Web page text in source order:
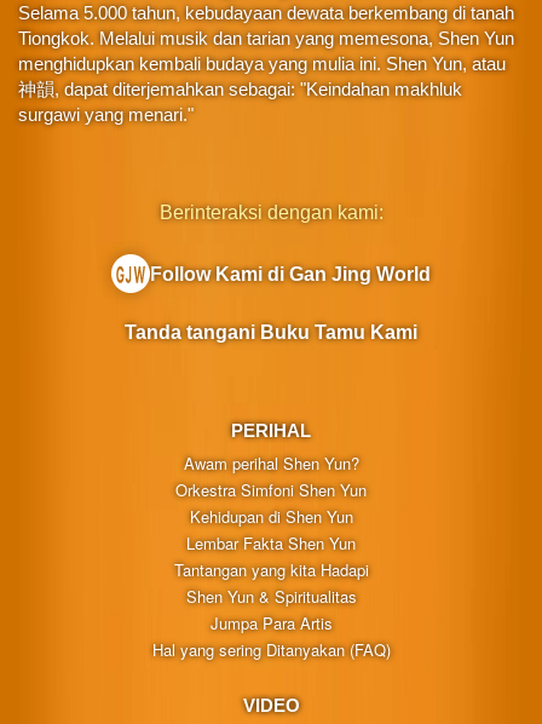
Selama 5.000 tahun, kebudayaan dewata berkembang di tanah
Tiongkok. Melalui musik dan tarian yang memesona, Shen Yun
menghidupkan kembali budaya yang mulia ini. Shen Yun, atau
神韻, dapat diterjemahkan sebagai: "Keindahan makhluk
surgawi yang menari."
PERIHAL
Awam perihal Shen Yun?
Orkestra Simfoni Shen Yun
Kehidupan di Shen Yun
Lembar Fakta Shen Yun
Tantangan yang kita Hadapi
Shen Yun & Spiritualitas
Jumpa Para Artis
Hal yang sering Ditanyakan (FAQ)
VIDEO
Berinteraksi dengan kami:
Follow Kami di Gan Jing World
Tanda tangani Buku Tamu Kami